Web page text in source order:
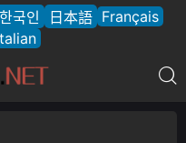
한국인 日本語 Français